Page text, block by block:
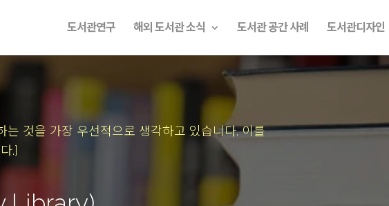
도서관연구 해외 도서관 소식 도서관 공간 사례 도서관디자인
는 것을 가장 우선적으로 생각하고 있습니다.이를
.]